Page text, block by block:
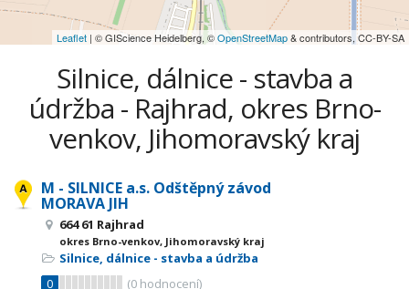
Leaflet | © GIScience Heidelberg, ©OpenStreetMap& contributors, CC-BY-SA
Silnice, dálnice - stavba a
údržba - Rajhrad, okres Brno-
venkov, Jihomoravský kraj
M - SILNICE a.s. Odštěpný závod
MORAVA JIH
664 61 Rajhrad
okres Brno-venkov, Jihomoravský kraj
Silnice, dálnice - stavba a údržba
0
(0 hodnocení)